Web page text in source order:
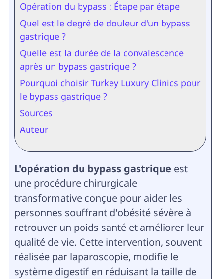
Opération du bypass : Étape par étape
Quel est le degré de douleur d'un bypass
gastrique ?
Quelle est la durée de la convalescence
après un bypass gastrique ?
Pourquoi choisir Turkey Luxury Clinics pour
le bypass gastrique ?
Sources
Auteur
L'opération du bypass gastrique est
une procédure chirurgicale
transformative conçue pour aider les
personnes souffrant d'obésité sévère à
retrouver un poids santé et améliorer leur
qualité de vie. Cette intervention, souvent
réalisée par laparoscopie, modifie le
système digestif en réduisant la taille de